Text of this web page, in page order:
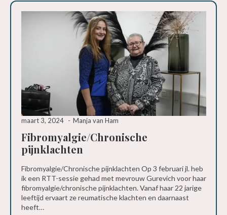
Fibromyalgie/Chronische
pijnklachten
maart 3, 2024 Manja van Ham
Fibromyalgie/Chronische pijnklachten Op 3 februari jl. heb
ik een RTT-sessie gehad met mevrouw Gurevich voor haar
fibromyalgie/chronische pijnklachten. Vanaf haar 22 jarige
leeftijd ervaart ze reumatische klachten en daarnaast
heeft…